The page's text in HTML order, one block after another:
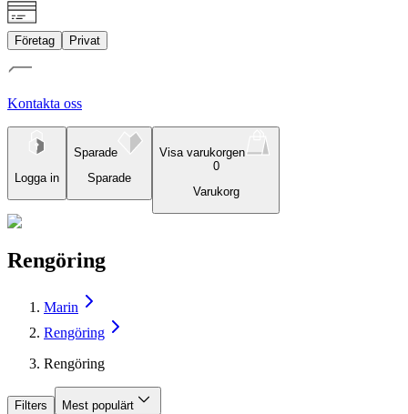
Företag Privat
Kontakta oss
Logga in
Sparade
Sparade
Visa varukorgen
0
Varukorg
Rengöring
Marin
Rengöring
Rengöring
Filters
Mest populärt